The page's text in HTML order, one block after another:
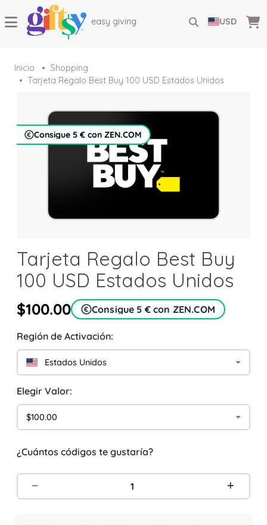
easy giving USD
Inicio
Shopping
Tarjeta Regalo Best Buy 100 USD Estados Unidos
Consigue 5 € con ZEN.COM
Tarjeta Regalo Best Buy
100 USD Estados Unidos
$100.00 Consigue 5 € con ZEN.COM
Región de Activación:
Estados Unidos
Elegir Valor:
$100.00
¿Cuántos códigos te gustaría?